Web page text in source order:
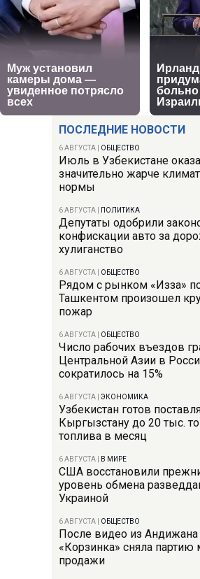
ПОСЛЕДНИЕ НОВОСТИ
6 АВГУСТА ОБЩЕСТВО
Июль в Узбекистане
значительно жарче
нормы
6 АВГУСТА ПОЛИТИКА
Депутаты одобрили
конфискации авто за
хулиганство
6 АВГУСТА ОБЩЕСТВО
Рядом с рынком «Изза»
Ташкентом произошел
пожар
6 АВГУСТА ОБЩЕСТВО
Число рабочих въездов
Центральной Азии в
сократилось на 15%
6 АВГУСТА ЭКОНОМИКА
Узбекистан готов
Кыргызстану до 20 тыс.
топлива в месяц
6 АВГУСТА В МИРЕ
США восстановили
уровень обмена
Украиной
6 АВГУСТА ОБЩЕСТВО
После видео из Андижана
«Корзинка» сняла партию
продажи